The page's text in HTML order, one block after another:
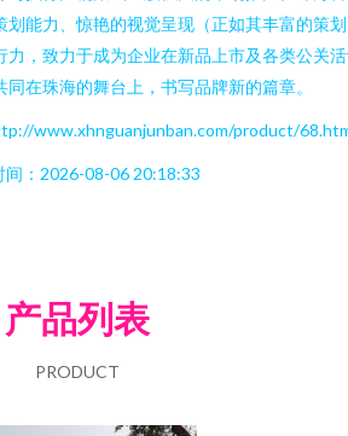
划能力、惊艳的视觉呈现（正如其丰富的策
力，致力于成为企业在新品上市及各类公关
在珠海的舞台上，书写品牌新的篇章。
www.xhnguanjunban.com/product/
间：2026-08-06 20:18:33
产品列表
PRODUCT